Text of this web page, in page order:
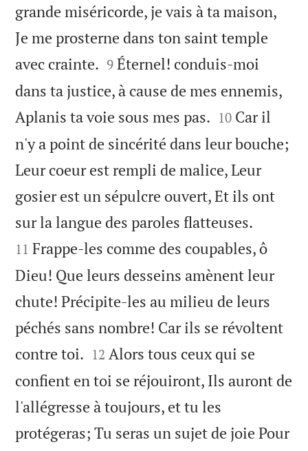
grande miséricorde, je vais à ta maison,
Je me prosterne dans ton saint temple
avec crainte. 

9 Éternel! conduis-moi
dans ta justice, à cause de mes ennemis,
Aplanis ta voie sous mes pas. 

10 Car il
n'y a point de sincérité dans leur bouche;
Leur coeur est rempli de malice, Leur
gosier est un sépulcre ouvert, Et ils ont
sur la langue des paroles flatteuses.
11 Frappe-les comme des coupables, ô
Dieu! Que leurs desseins amènent leur
chute! Précipite-les au milieu de leurs
péchés sans nombre! Car ils se révoltent
contre toi. 

12 Alors tous ceux qui se
confient en toi se réjouiront, Ils auront de
l'allégresse à toujours, et tu les
protégeras; Tu seras un sujet de joie Pour